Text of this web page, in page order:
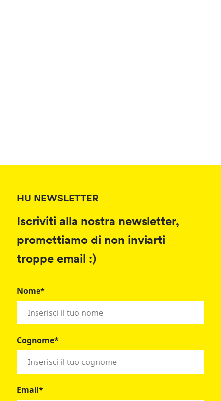
HU NEWSLETTER
Iscriviti alla nostra newsletter,
promettiamo di non inviarti
troppe email :)
Nome*
Cognome*
Email*